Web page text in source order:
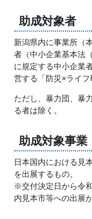
助成対象者
新潟県内に事業所（
者（中小企業基本法
に規定する中小企業
営する「防災×ライフ
ただし、暴力団、暴
る者は除く。
助成対象事業
日本国内における見
を出展するもの。
※交付決定日から令
内見本市等への出展